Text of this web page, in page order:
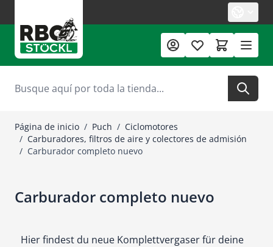
Buscar
Página de inicio / Puch / Ciclomotores
/ Carburadores, filtros de aire y colectores de admisión
/ Carburador completo nuevo
Carburador completo nuevo
Hier findest du neue Komplettvergaser für deine